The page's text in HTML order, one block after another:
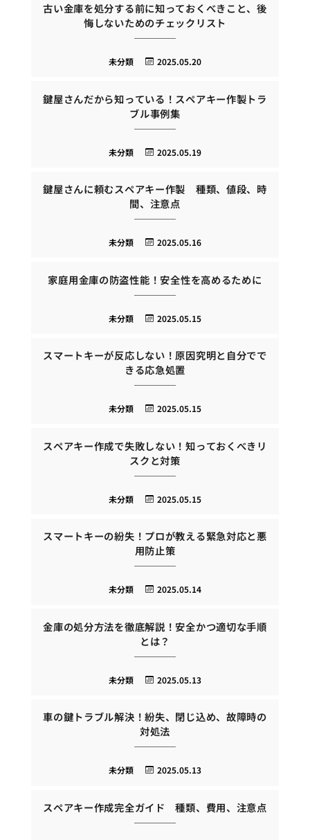
古い金庫を処分する前に知っておくべきこと、後
悔しないためのチェックリスト
2025.05.20
未分類
鍵屋さんだから知っている！スペアキー作製トラ
ブル事例集
2025.05.19
未分類
鍵屋さんに頼むスペアキー作製 種類、値段、時
間、注意点
2025.05.16
未分類
家庭用金庫の防盗性能！安全性を高めるために
2025.05.15
未分類
スマートキーが反応しない！原因究明と自分でで
きる応急処置
2025.05.15
未分類
スペアキー作成で失敗しない！知っておくべきリ
スクと対策
2025.05.15
未分類
スマートキーの紛失！プロが教える緊急対応と悪
用防止策
2025.05.14
未分類
金庫の処分方法を徹底解説！安全かつ適切な手順
とは？
2025.05.13
未分類
車の鍵トラブル解決！紛失、閉じ込め、故障時の
対処法
2025.05.13
未分類
スペアキー作成完全ガイド 種類、費用、注意点